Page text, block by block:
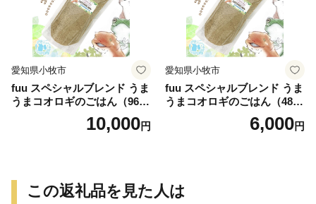
愛知県小牧市
fuu スペシャルブレンド うま
うまコオロギのごはん（960
10,000円
愛知県小牧市
fuu スペシャルブレンド うま
うまコオロギのごはん（480
6,000円
この返礼品を見た人は